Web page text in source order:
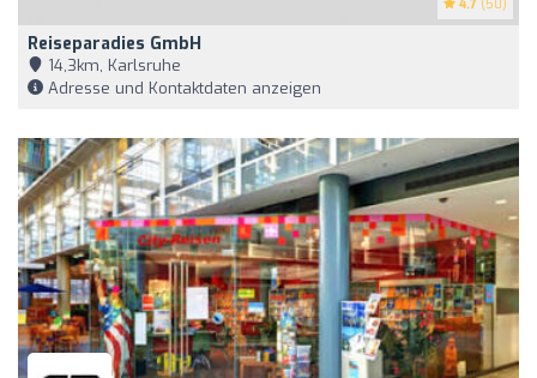
4.7 (50)
Reiseparadies GmbH
14,3km, Karlsruhe
Adresse und Kontaktdaten anzeigen